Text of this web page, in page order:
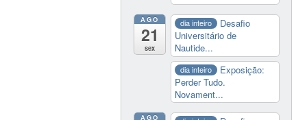
AGO
21
sex
dia inteiro
Desafio
Universitário de
Nautide...
dia inteiro
Exposição:
Perder Tudo.
Novament...
AGO